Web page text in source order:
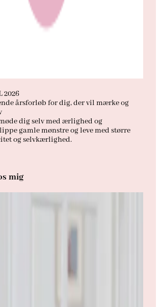
2026
årsforløb for dig, der vil mærke og
dig selv med ærlighed og
gamle mønstre og leve med større
og selvkærlighed.
mig